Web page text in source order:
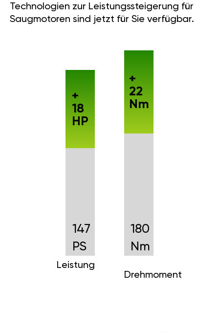
Technologien zur Leistungssteigerung für
Saugmotoren sind jetzt für Sie verfügbar.
147
PS
Leistung
+
18
HP
180
Nm
Drehmoment
+
22
Nm